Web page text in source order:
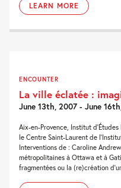
LEARN MORE
ENCOUNTER
La ville éclatée :
June 13th, 2007 - June
Aix-en-Provence, Institut
le Centre Saint-Laurent de
Interventions de : Caroline
métropolitaines à Ottawa et à
fragmentées ou la (re)création